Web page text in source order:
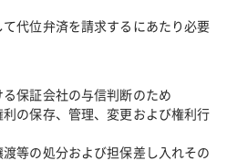
て代位弁済を請求するにあたり必要
保証会社の与信判断のため
の保存、管理、変更および権利行
等の処分および担保差し入れその